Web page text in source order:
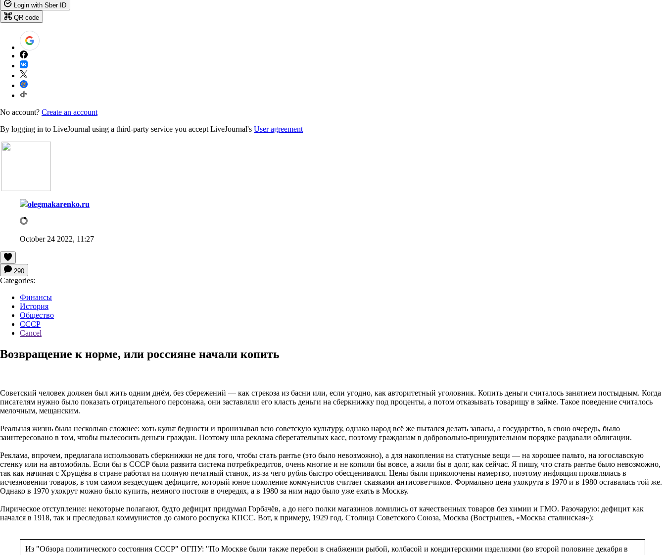
Login with Sber ID
QR code
No account? Create an account
By logging in to LiveJournal using a third-party service you accept LiveJournal's User agreement
olegmakarenko.ru
October 24 2022, 11:27
290
Categories:
Финансы
История
Общество
СССР
Cancel
Возвращение к норме, или россияне начали копить
Советский человек должен был жить одним днём, без сбережений — как стрекоза из басни или, если угодно, как авторитетный уголовник. Копить деньги считалось занятием постыдным. Когда
писателям нужно было показать отрицательного персонажа, они заставляли его класть деньги на сберкнижку под проценты, а потом отказывать товарищу в займе. Такое поведение считалось
мелочным, мещанским.
Реальная жизнь была несколько сложнее: хоть культ бедности и пронизывал всю советскую культуру, однако народ всё же пытался делать запасы, а государство, в свою очередь, было
заинтересовано в том, чтобы пылесосить деньги граждан. Поэтому шла реклама сберегательных касс, поэтому гражданам в добровольно-принудительном порядке раздавали облигации.
Реклама, впрочем, предлагала использовать сберкнижки не для того, чтобы стать рантье (это было невозможно), а для накопления на статусные вещи — на хорошее пальто, на югославскую
стенку или на автомобиль. Если бы в СССР была развита система потребкредитов, очень многие и не копили бы вовсе, а жили бы в долг, как сейчас. Я пишу, что стать рантье было невозможно,
так как начиная с Хрущёва в стране работал на полную печатный станок, из-за чего рубль быстро обесценивался. Цены были приколочены намертво, поэтому инфляция проявлялась в
исчезновении товаров, в том самом вездесущем дефиците, который юное поколение коммунистов считает сказками антисоветчиков. Формально цена ухокрута в 1970 и в 1980 оставалась той же.
Однако в 1970 ухокрут можно было купить, немного постояв в очередях, а в 1980 за ним надо было уже ехать в Москву.
Лирическое отступление: некоторые полагают, будто дефицит придумал Горбачёв, а до него полки магазинов ломились от качественных товаров без химии и ГМО. Разочарую: дефицит как
начался в 1918, так и преследовал коммунистов до самого роспуска КПСС. Вот, к примеру, 1929 год. Столица Советского Союза, Москва (Вострышев, «Москва сталинская»):
Из "Обзора политического состояния СССР" ОГПУ: "По Москве были также перебои в снабжении рыбой, колбасой и кондитерскими изделиями (во второй половине декабря в